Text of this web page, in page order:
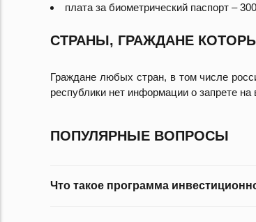
плата за биометрический паспорт –
СТРАНЫ, ГРАЖДАНЕ
Граждане любых стран, в том числе
республики нет информации о запрете
ПОПУЛЯРНЫЕ ВОПРОСЫ
Что такое программа